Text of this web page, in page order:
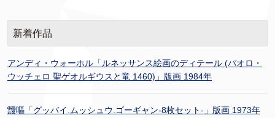
新着作品
アンディ・ウォーホル「ルネッサンス絵画のディテール (パオロ・
ウッチェロ 聖ゲオルギウスと竜 1460)」版画 1984年
靉嘔「グッバイ.ムッシュウ.ゴーギャン-8枚セット-」版画 1973年